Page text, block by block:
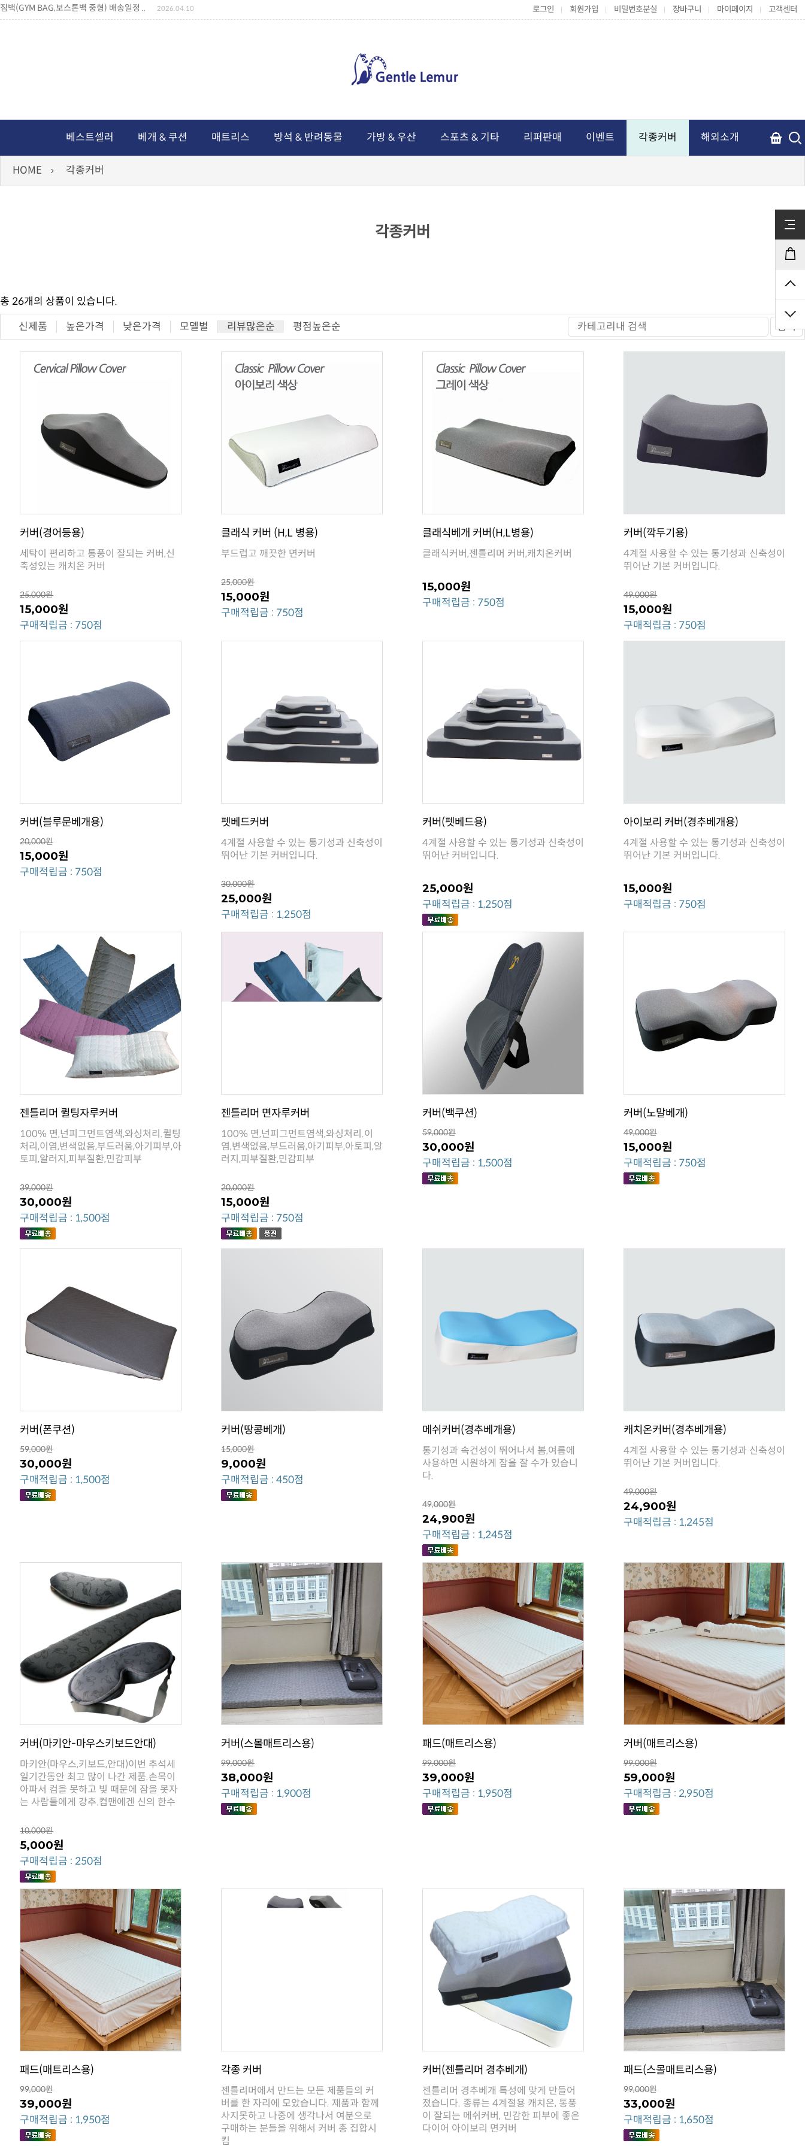
짐백(GYM BAG,보스톤백 중형) 배송일정 .. 2026.04.10
미니백팩 예구 안내 2026.04.14
로그인 회원가입 비밀번호분실 장바구니 마이페이지 고객센터
베스트셀러 베개 & 쿠션 매트리스 방석 & 반려동물 가방 & 우산 스포츠 & 기타 리퍼판매 이벤트 각종커버 해외소개
HOME 각종커버
각종커버
총 26개의 상품이 있습니다.
신제품
높은가격 낮은가격 모델별 리뷰많은순 평점높은순 검색
커버(경어등용)
축성있는 캐치온 커버
25,000원
15,000원
구매적립금 : 750점
클래식 커버 (H,L 병용)
부드럽고 깨끗한 면커버
25,000원
15,000원
구매적립금 : 750점
클래식베개 커버(H,L병용)
클래식커버,젠틀리머 커버,캐치온커버
15,000원
구매적립금 : 750점
커버(깍두기용)
뛰어난 기본 커버입니다.
49,000원
15,000원
구매적립금 : 750점
커버(블루문베개용)
20,000원
15,000원
구매적립금 : 750점
펫베드커버
뛰어난 기본 커버입니다.
30,000원
25,000원
구매적립금 : 1,250점
커버(펫베드용)
뛰어난 커버입니다.
25,000원
구매적립금 : 1,250점
아이보리 커버(경추베개용)
뛰어난 기본 커버입니다.
15,000원
구매적립금 : 750점
젠틀리머 퀼팅자루커버
토피,알러지,피부질환,민감피부
39,000원
30,000원
구매적립금 : 1,500점
젠틀리머 면자루커버
러지,피부질환,민감피부
20,000원
15,000원
구매적립금 : 750점
커버(백쿠션)
59,000원
30,000원
구매적립금 : 1,500점
커버(노말베개)
49,000원
15,000원
구매적립금 : 750점
커버(폰쿠션)
59,000원
30,000원
구매적립금 : 1,500점
커버(땅콩베개)
15,000원
9,000원
구매적립금 : 450점
메쉬커버(경추베개용)
다.
49,000원
24,900원
구매적립금 : 1,245점
캐치온커버(경추베개용)
뛰어난 기본 커버입니다.
49,000원
24,900원
구매적립금 : 1,245점
커버(마키안-마우스키보드안대)
는 사람들에게 강추.컴맨에겐 신의 한수
10,000원
5,000원
구매적립금 : 250점
커버(스몰매트리스용)
99,000원
38,000원
구매적립금 : 1,900점
패드(매트리스용)
99,000원
39,000원
구매적립금 : 1,950점
커버(매트리스용)
99,000원
59,000원
구매적립금 : 2,950점
패드(매트리스용)
99,000원
39,000원
구매적립금 : 1,950점
각종 커버
킴
커버(젠틀리머 경추베개)
다이어 아이보리 면커버
패드(스몰매트리스용)
99,000원
33,000원
구매적립금 : 1,650점